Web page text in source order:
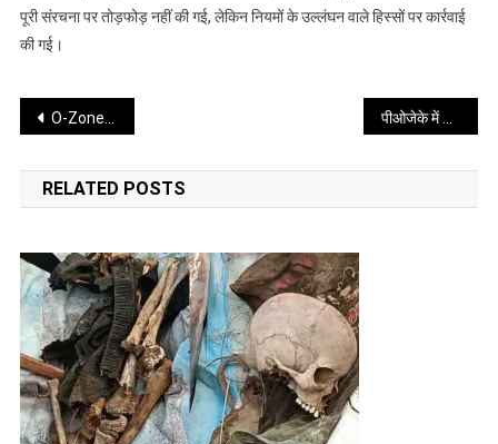
हिस्सों
पूरी संरचना पर तोड़फोड़ नहीं की गई, लेकिन नियमों के उल्लंघन वाले हिस्सों पर कार्रवाई
की गई।
Post
navigation
O-Zone क्षेत्र के निवासियों को राहत, पुराने मकानों पर नहीं होगी कार्रवाई पीओजेके में विरोध प्रदर्शन तेज, दमन को लेकर गंभीर आरोप
RELATED POSTS